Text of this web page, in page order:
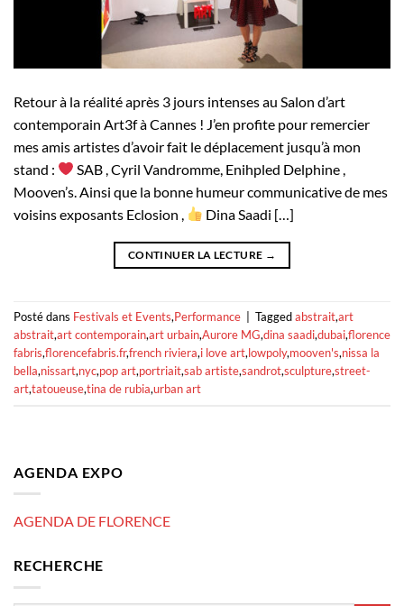
Retour à la réalité après 3 jours intenses au Salon d’art
contemporain Art3f à Cannes ! J’en profite pour remercier
mes amis artistes d’avoir fait le déplacement jusqu’à mon
stand :
SAB , Cyril Vandromme, Enihpled Delphine ,
Mooven’s. Ainsi que la bonne humeur communicative de mes
voisins exposants Eclosion ,
Dina Saadi […]
CONTINUER LA LECTURE →
Posté dans Festivals et Events,Performance Taggedabstrait,art
abstrait,art contemporain,art urbain,Aurore MG,dina saadi,dubai,florence
fabris,florencefabris.fr,french riviera,i love art,lowpoly,mooven's,nissa la
bella,nissart,nyc,pop art,portriait,sab artiste,sandrot,sculpture,street-
art,tatoueuse,tina de rubia,urban art
AGENDA EXPO
AGENDA DE FLORENCE
RECHERCHE